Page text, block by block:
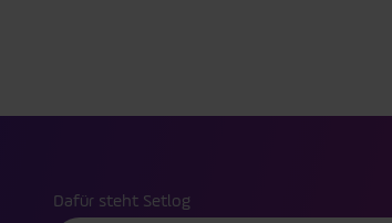
Dafür steht Setlog